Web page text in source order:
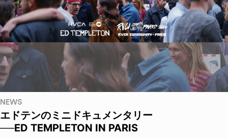
NEWS
エドテンのミニドキュメンタリー
──ED TEMPLETON IN PARIS